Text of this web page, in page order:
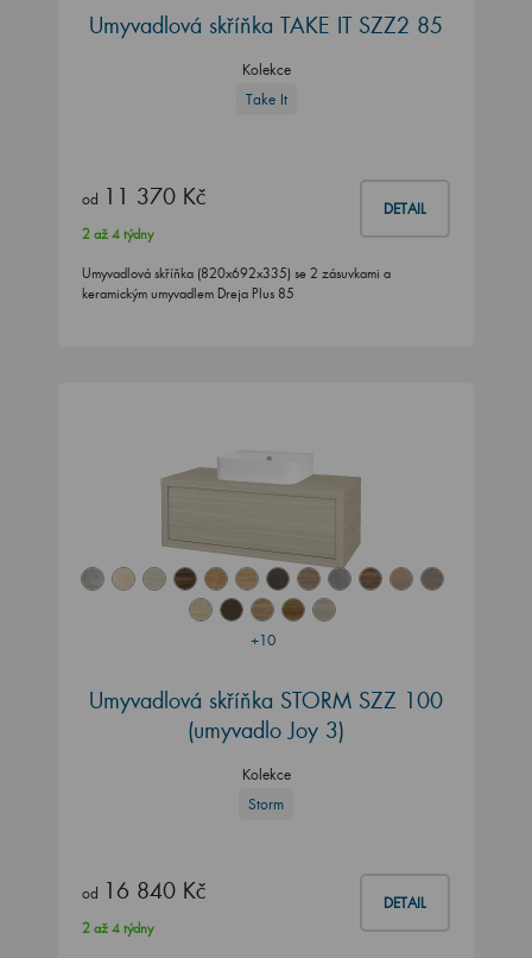
Umyvadlová skříňka TAKE IT SZZ2 85
Kolekce
Take It
od 11 370 Kč DETAIL
2 až 4 týdny
Umyvadlová skříňka (820x692x335) se 2 zásuvkami a
keramickým umyvadlem Dreja Plus 85
+10
Umyvadlová skříňka STORM SZZ 100
(umyvadlo Joy 3)
Kolekce
Storm
od 16 840 Kč DETAIL
2 až 4 týdny